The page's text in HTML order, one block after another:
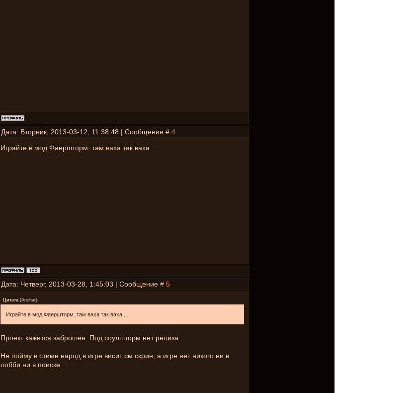
Дата: Вторник, 2013-03-12, 11:38:48 | Сообщение # 4
Играйте в мод Фаершторм..там ваха так ваха....
Дата: Четверг, 2013-03-28, 1:45:03 | Сообщение # 5
Цитата (Anchar)
Играйте в мод Фаершторм..там ваха так ваха....
Проект кажется заброшен. Под соулшторм нет релиза.
Не пойму в стиме народ в игре висит см.скрин, а игре нет никого ни в
лобби ни в поиске